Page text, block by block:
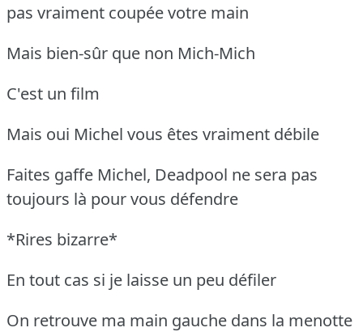
pas vraiment coupée votre main
Mais bien-sûr que non Mich-Mich
C'est un film
Mais oui Michel vous êtes vraiment débile
Faites gaffe Michel, Deadpool ne sera pas
toujours là pour vous défendre
*Rires bizarre*
En tout cas si je laisse un peu défiler
On retrouve ma main gauche dans la menotte